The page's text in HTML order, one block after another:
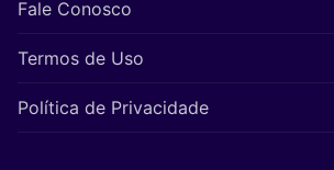
Fale Conosco
Termos de Uso
Política de Privacidade